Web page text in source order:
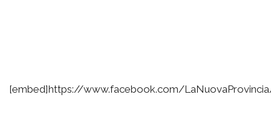
[embed]https://www.facebook.com/